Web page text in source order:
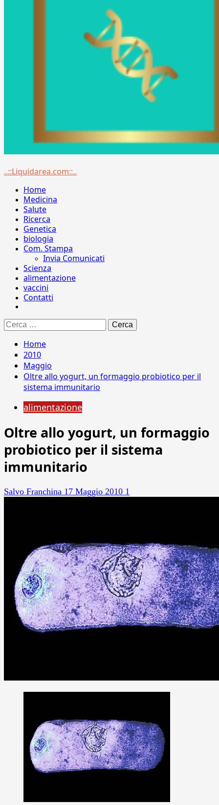
Menu
..::Liquidarea.com::..
Home
Medicina
Salute
Ricerca
Genetica
biologia
Com. Stampa
Invia Comunicati
Scienza
alimentazione
vaccini
Contatti
Ricerca
per:
Home
2010
Maggio
Oltre allo yogurt, un formaggio probiotico per il
sistema immunitario
alimentazione
Oltre allo yogurt, un formaggio
probiotico per il sistema
immunitario
Salvo Franchina 17 Maggio 2010 1